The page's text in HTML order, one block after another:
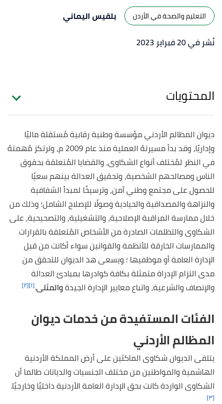
التعليم والصحة في الأردن
بلقيس اليماني
نُشر في 20 فبراير 2023
المحتويات
ديوان المظالم الأردني مؤسسة وطنية رقابية مُستقلة ماليًا
وإداريًا، وقد بدأ مسيرتهُ العملية منذ عام 2009 م، وترتكز مُهمتهُ
في النظر لمُختلف أنواع الشكاوى، والقضايا المُتعلقة بحقوق
الناس ومصالحهم الشخصية، وتحقيق العدالة بينهم سعيًا
للحصول على مجتمع وطني آمن، وترسيخًا لمبدأ الشفافية
والنزاهة والمصداقية والحيادية وصولًا للإصلاح الشامل؛ وذلك من
خلال ممارسة المراقبة الإصلاحية، والتشغيلية، والتصحيحية، على
الشكاوى والتظلمات الصادرة من الأشخاص المُتعلقة بالقرارات
والممارسات الخارقة للأنظمة والقوانين سواء أكانت من قبل
الإدارة العامة أو موظفيها ؛ ويسعى هذ الديوان للتحقق من
مدى التزام الإدراة متمثلة بكافة كوادرها بمبادئ العدالة
والإنصاف والشرعية، واتباع معايير الإدارة الجيدةوالمثلى.[١] [٢]
الفئات المستفيدة من خدمات ديوان
المظالم الأردني
يتلقى الديوان شكاوى الماكثين على أرض المملكة الأردنية
الهاشمية والمواطنين من مختلف الجنسيات والديانات طالما أن
الشكاوى الواردة كانت بحق الإدارة العامة الأردنية داخليًا وخارجيًا.
[٣]